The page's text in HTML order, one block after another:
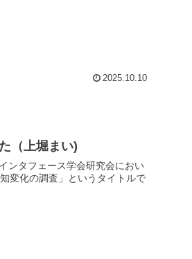
2025.10.10
（上堀まい)
ンタフェース学会研究会におい
変化の調査」というタイトルで